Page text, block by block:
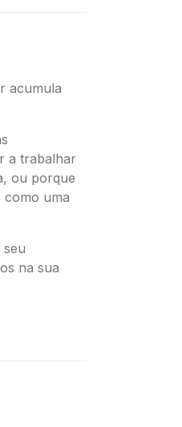
acumula
a trabalhar
ou porque
como uma
na sua